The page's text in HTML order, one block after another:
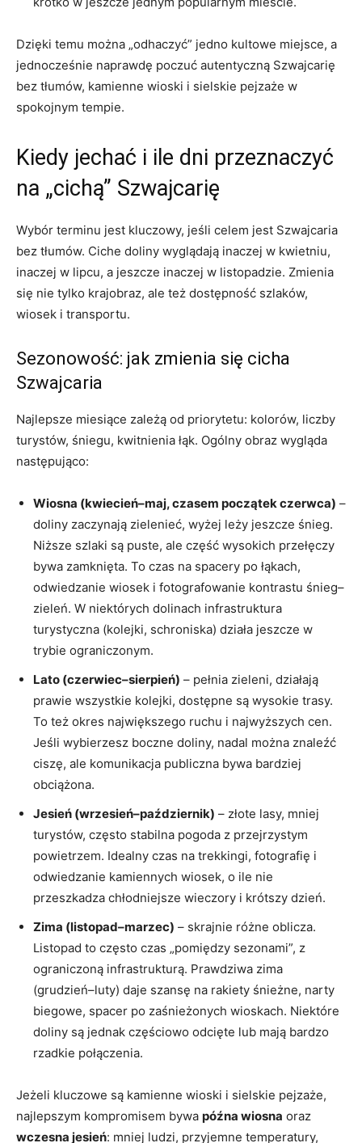
Dzięki temu można „odhaczyć” jedno kultowe miejsce, a
jednocześnie naprawdę poczuć autentyczną Szwajcarię
bez tłumów, kamienne wioski i sielskie pejzaże w
spokojnym tempie.
Kiedy jechać i ile dni przeznaczyć
na „cichą” Szwajcarię
Wybór terminu jest kluczowy, jeśli celem jest Szwajcaria
bez tłumów. Ciche doliny wyglądają inaczej w kwietniu,
inaczej w lipcu, a jeszcze inaczej w listopadzie. Zmienia
się nie tylko krajobraz, ale też dostępność szlaków,
wiosek i transportu.
Sezonowość: jak zmienia się cicha
Szwajcaria
Najlepsze miesiące zależą od priorytetu: kolorów, liczby
turystów, śniegu, kwitnienia łąk. Ogólny obraz wygląda
następująco:
Wiosna (kwiecień–maj, czasem początek czerwca) –
doliny zaczynają zielenieć, wyżej leży jeszcze śnieg.
Niższe szlaki są puste, ale część wysokich przełęczy
bywa zamknięta. To czas na spacery po łąkach,
odwiedzanie wiosek i fotografowanie kontrastu śnieg–
zieleń. W niektórych dolinach infrastruktura
turystyczna (kolejki, schroniska) działa jeszcze w
trybie ograniczonym.
Lato (czerwiec–sierpień) – pełnia zieleni, działają
prawie wszystkie kolejki, dostępne są wysokie trasy.
To też okres największego ruchu i najwyższych cen.
Jeśli wybierzesz boczne doliny, nadal można znaleźć
ciszę, ale komunikacja publiczna bywa bardziej
obciążona.
Jesień (wrzesień–październik) – złote lasy, mniej
turystów, często stabilna pogoda z przejrzystym
powietrzem. Idealny czas na trekkingi, fotografię i
odwiedzanie kamiennych wiosek, o ile nie
przeszkadza chłodniejsze wieczory i krótszy dzień.
Zima (listopad–marzec) – skrajnie różne oblicza.
Listopad to często czas „pomiędzy sezonami”, z
ograniczoną infrastrukturą. Prawdziwa zima
(grudzień–luty) daje szansę na rakiety śnieżne, narty
biegowe, spacer po zaśnieżonych wioskach. Niektóre
doliny są jednak częściowo odcięte lub mają bardzo
rzadkie połączenia.
Jeżeli kluczowe są kamienne wioski i sielskie pejzaże,
najlepszym kompromisem bywa późna wiosna oraz
wczesna jesień: mniej ludzi, przyjemne temperatury,